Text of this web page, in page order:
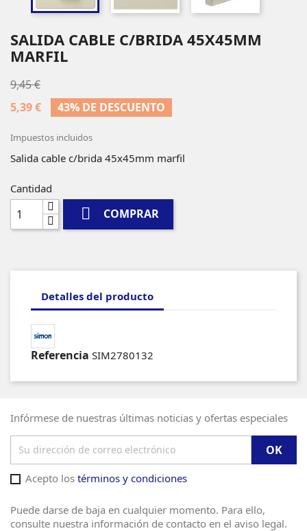
SALIDA CABLE C/BRIDA 45X45MM
MARFIL
9,45 €
5,39 €
43% DE DESCUENTO
Impuestos incluidos
Salida cable c/brida 45x45mm marfil
Cantidad
 COMPRAR
Detalles del producto
Referencia SIM2780132
Infórmese de nuestras últimas noticias y ofertas especiales
Acepto los términos y condiciones
Puede darse de baja en cualquier momento. Para ello,
consulte nuestra información de contacto en el aviso legal.